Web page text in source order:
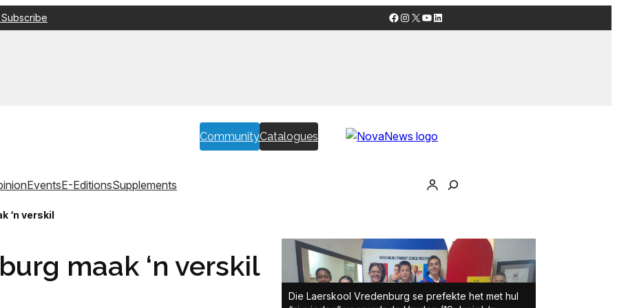
Facebook
Instagram
X YouTube
LinkedIn
CommunityCatalogues
EventsE-EditionsSupplements
‘n verskil
maak ‘n verskil
Die Laerskool Vredenburg se prefekte het met hul